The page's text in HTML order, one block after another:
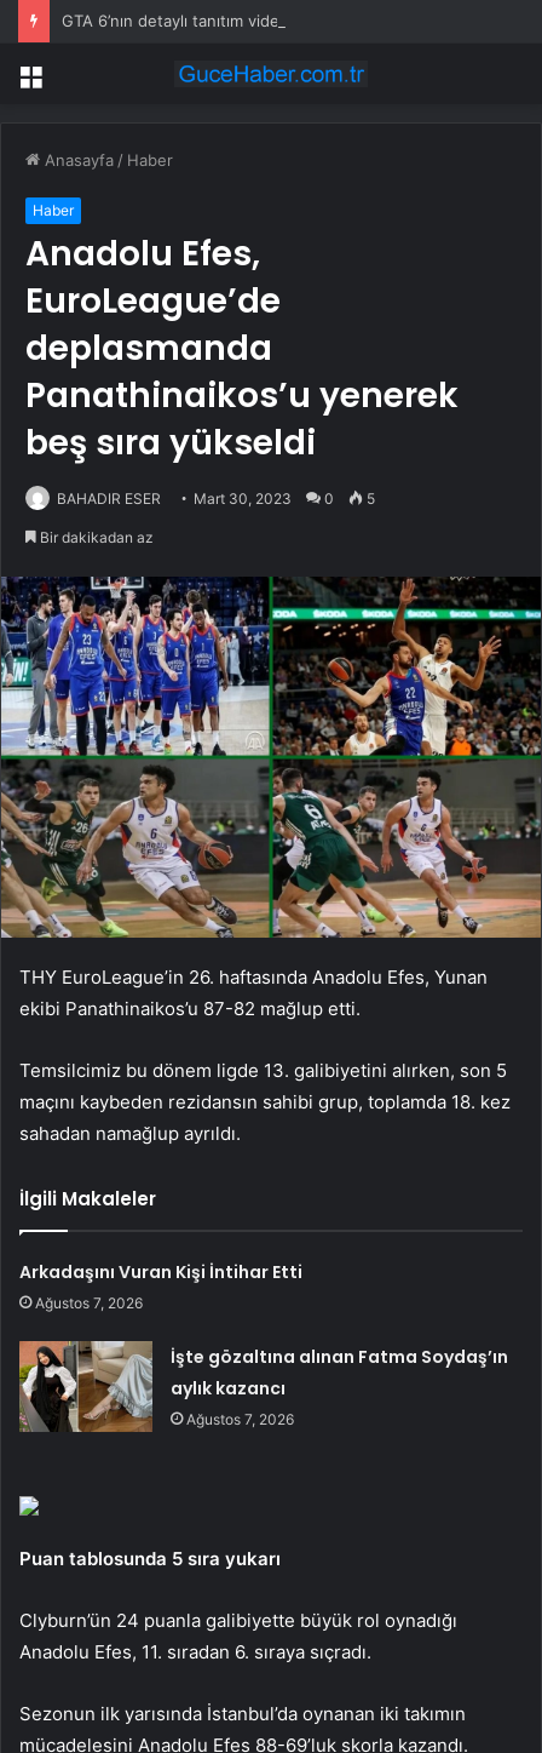
Menü
Anasayfa / Haber
Haber
Anadolu Efes,
EuroLeague’de
deplasmanda
Panathinaikos’u yenerek
beş sıra yükseldi
BAHADIR ESER Mart 30, 2023 0 5
Bir dakikadan az
THY EuroLeague’in 26. haftasında Anadolu Efes, Yunan
ekibi Panathinaikos’u 87-82 mağlup etti.
Temsilcimiz bu dönem ligde 13. galibiyetini alırken, son 5
maçını kaybeden rezidansın sahibi grup, toplamda 18. kez
sahadan namağlup ayrıldı.
İlgili Makaleler
Arkadaşını Vuran Kişi İntihar Etti
Ağustos 7, 2026
İşte gözaltına alınan Fatma Soydaş’ın
aylık kazancı
Ağustos 7, 2026
Puan tablosunda 5 sıra yukarı
Clyburn’ün 24 puanla galibiyette büyük rol oynadığı
Anadolu Efes, 11. sıradan 6. sıraya sıçradı.
Sezonun ilk yarısında İstanbul’da oynanan iki takımın
mücadelesini Anadolu Efes 88-69’luk skorla kazandı.